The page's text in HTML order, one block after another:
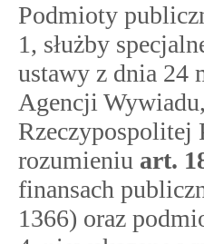
Podmioty
1, służby
ustawy z dnia 24
Agencji
Rzeczypospolitej
rozumieniu art.
finansach
1366) oraz